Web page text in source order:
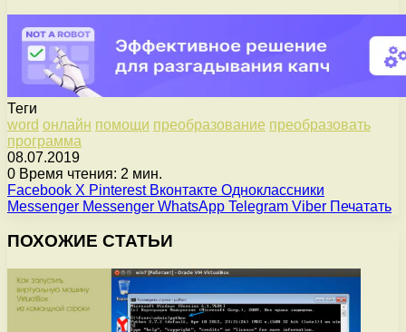
Теги
word онлайн помощи преобразование преобразовать
программа
08.07.2019
0 Время чтения: 2 мин.
Facebook X Pinterest Вконтакте Одноклассники
Messenger Messenger WhatsApp Telegram Viber Печатать
ПОХОЖИЕ СТАТЬИ